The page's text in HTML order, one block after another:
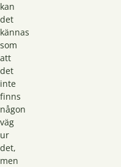
kan
det
kännas
som
att
det
inte
finns
någon
väg
ur
det,
men